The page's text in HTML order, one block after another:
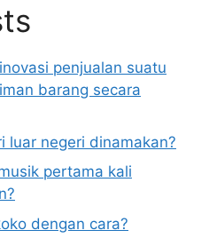
penjualan suatu
barang secara
luar negeri dinamakan?
pertama kali
dengan cara?